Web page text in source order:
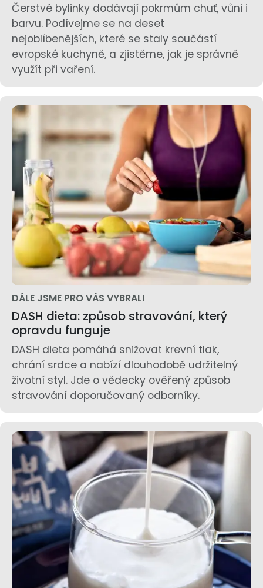
Čerstvé bylinky dodávají pokrmům chuť, vůni i
barvu. Podívejme se na deset
nejoblíbenějších, které se staly součástí
evropské kuchyně, a zjistěme, jak je správně
využít při vaření.
DÁLE JSME PRO VÁS VYBRALI
DASH dieta: způsob stravování, který
opravdu funguje
DASH dieta pomáhá snižovat krevní tlak,
chrání srdce a nabízí dlouhodobě udržitelný
životní styl. Jde o vědecky ověřený způsob
stravování doporučovaný odborníky.